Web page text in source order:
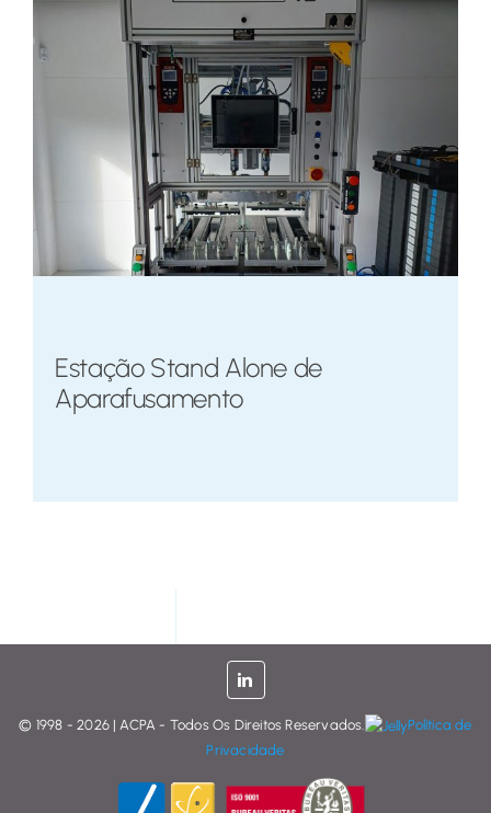
Estação Stand Alone de
Aparafusamento
© 1998 - 2026 | ACPA - Todos Os Direitos Reservados.
Política de
Privacidade